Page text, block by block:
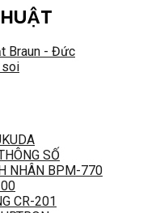
Braun - Đức
soi
SỐ
NHÂN BPM-770
CR-201